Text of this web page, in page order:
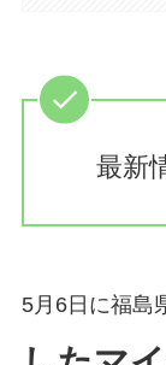
最新
5月6日に福島